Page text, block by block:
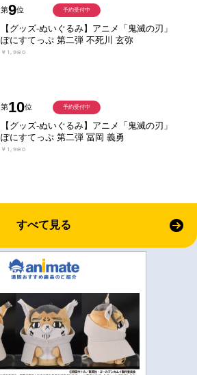
第9位
【グッズ-ぬいぐるみ】アニメ「鬼滅の刃」
ぽにすてっぷ 第二弾 不死川 玄弥
￥1,980
予約受付中
第10位
【グッズ-ぬいぐるみ】アニメ「鬼滅の刃」
ぽにすてっぷ 第二弾 冨岡 義勇
￥1,980
予約受付中
すべて見る